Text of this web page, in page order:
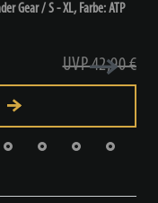
Gear / S - XL, Farbe: ATP
UVP 42,90 €